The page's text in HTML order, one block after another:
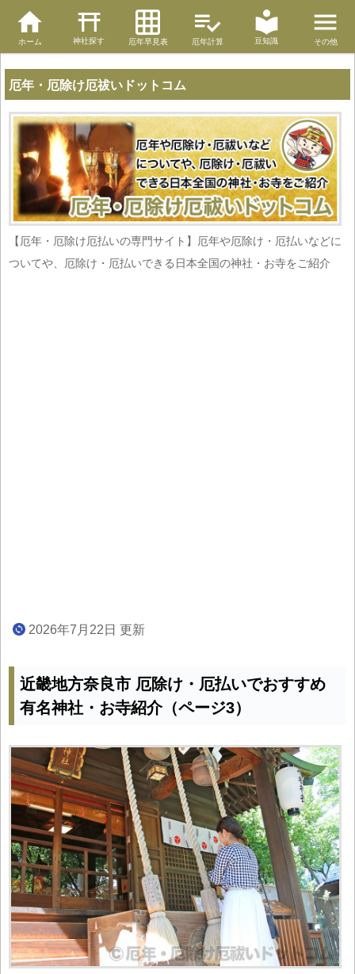
ホーム 神社探す 厄年早見表 厄年計算 豆知識 その他
厄年・厄除け厄祓いドットコム
【厄年・厄除け厄払いの専門サイト】厄年や厄除け・厄払いなどに
ついてや、厄除け・厄払いできる日本全国の神社・お寺をご紹介
2026年7月22日 更新
近畿地方奈良市 厄除け・厄払いでおすすめ
有名神社・お寺紹介（ページ3）